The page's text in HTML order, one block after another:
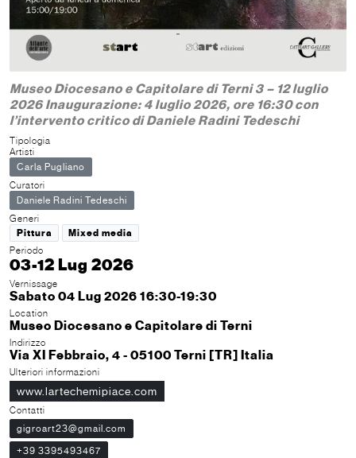
Museo Diocesano e Capitolare di Terni 3 – 12 luglio
2026 Inaugurazione: 4 luglio 2026, ore 16:30 con
l’intervento critico di Daniele Radini Tedeschi
Tipologia
Artisti
Carla Pugliano
Curatori
Daniele Radini Tedeschi
Generi
Pittura
Mixed media
Periodo
03-12 Lug 2026
Vernissage
Sabato 04 Lug 2026 16:30-19:30
Location
Museo Diocesano e Capitolare di Terni
Indirizzo
Via XI Febbraio, 4 - 05100 Terni [TR] Italia
Ulteriori informazioni
www.lartechemipiace.com
Contatti
gigroart23@gmail.com
+39 3395493467